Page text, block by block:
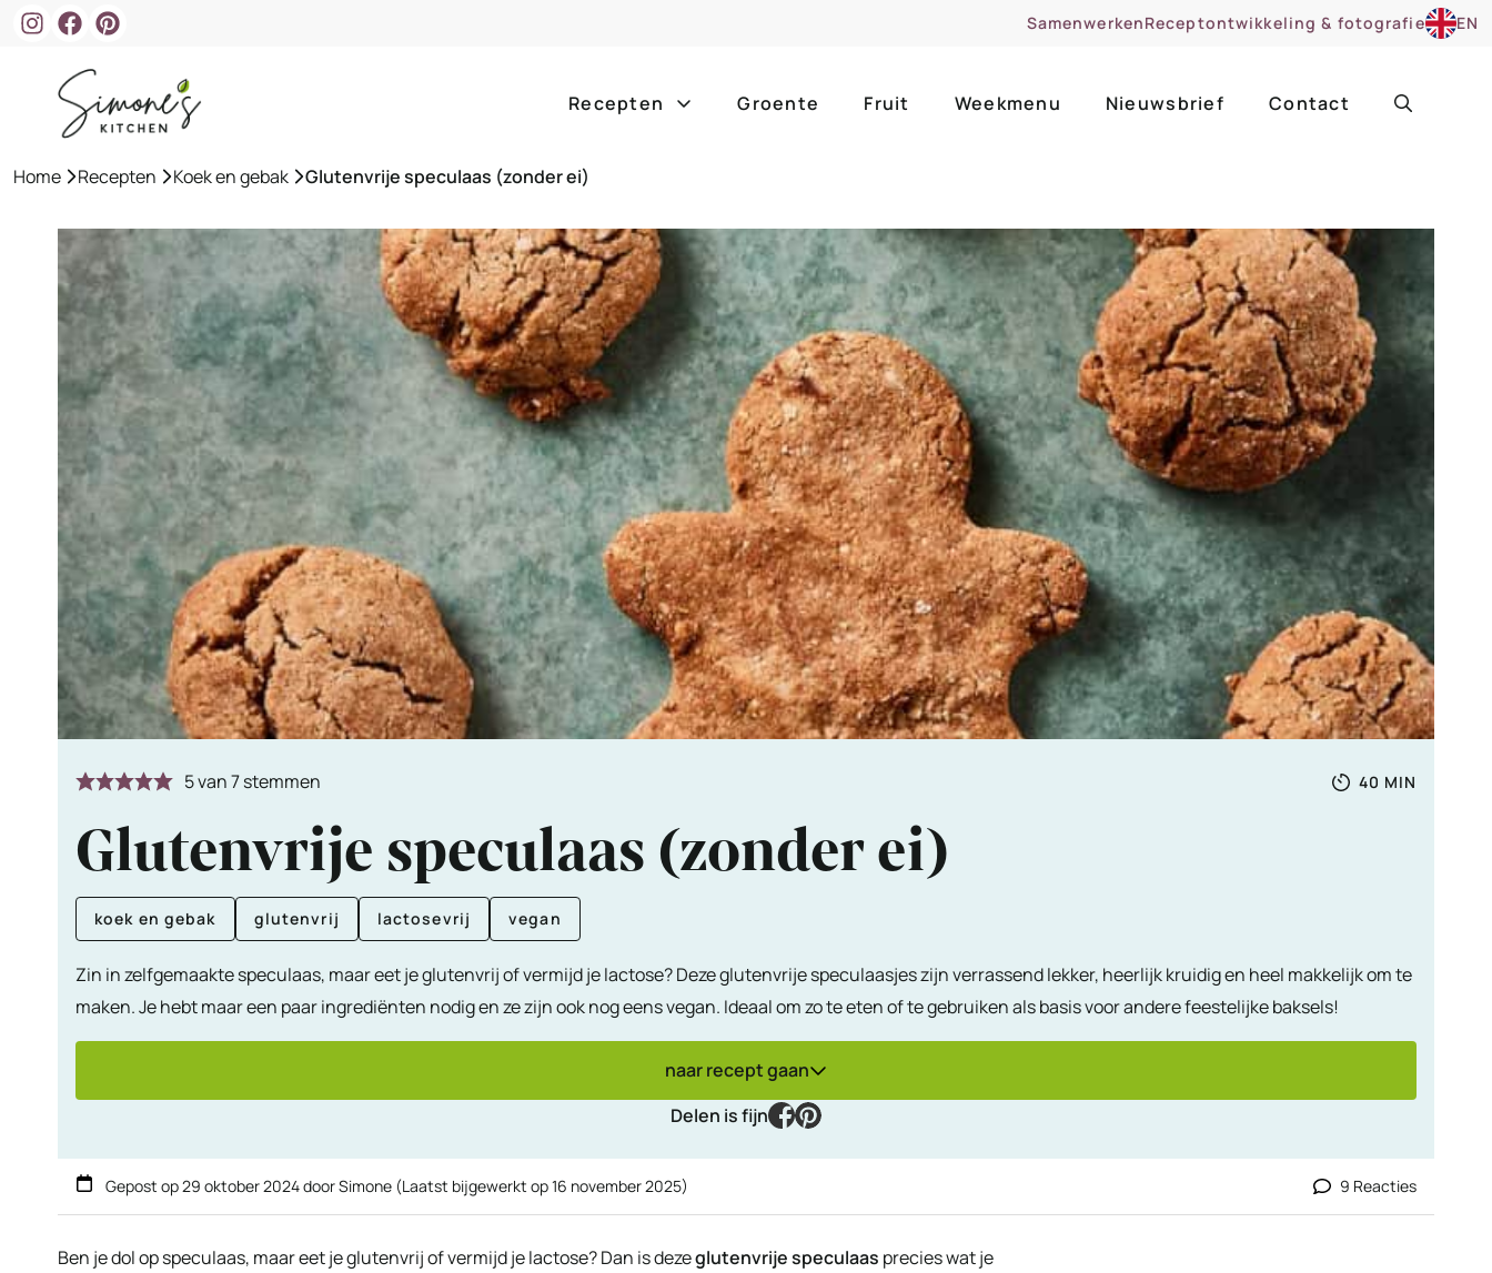
SamenwerkenReceptontwikkeling & fotografie EN
Recepten
ontbijt bijgerechten
lunch hoofdgerechten
borrelhapjes desserts
voorgerechten drankjes
alle groentes
alle fruitsoorten
zomer zoet
barbecue
eenpansgerecht
slow cooker
Groente Fruit Weekmenu Nieuwsbrief Contact
Home »Recepten »Koek en gebak »Glutenvrije speculaas (zonder ei)
5van7stemmen
Totale
40 MINUTEN
MIN
Glutenvrije speculaas (zonder ei)
koek en gebak glutenvrij lactosevrij vegan
Zin in zelfgemaakte speculaas, maar eet je glutenvrij of vermijd je lactose? Deze glutenvrije speculaasjes zijn verrassend lekker, heerlijk kruidig en heel makkelijk om te
maken. Je hebt maar een paar ingrediënten nodig en ze zijn ook nog eens vegan. Ideaal om zo te eten of te gebruiken als basis voor andere feestelijke baksels!
naar recept gaan
Delen is fijn
facebook
pinterest
Gepost op29 oktober 2024doorSimone (Laatst bijgewerkt op16 november 2025) 9 Reacties
Ben je dol op speculaas, maar eet je glutenvrij of vermijd je lactose? Dan is dezeglutenvrije speculaas precies wat je